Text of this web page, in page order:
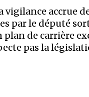
vigilance accrue
par le député
plan de carrière
pas la